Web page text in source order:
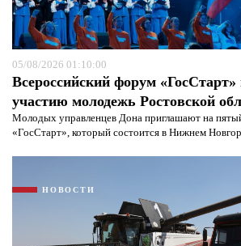
05/08/2026 01:10:00
Всероссийский форум
участию молодежь Ростовской
Молодых управленцев Дона приглашают на
«ГосСтарт», который состоится в Нижнем
НОВОСТИ